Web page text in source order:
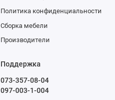
Политика конфиденциальности
Сборка мебели
Производители
Поддержка
073-357-08-04
097-003-1-004